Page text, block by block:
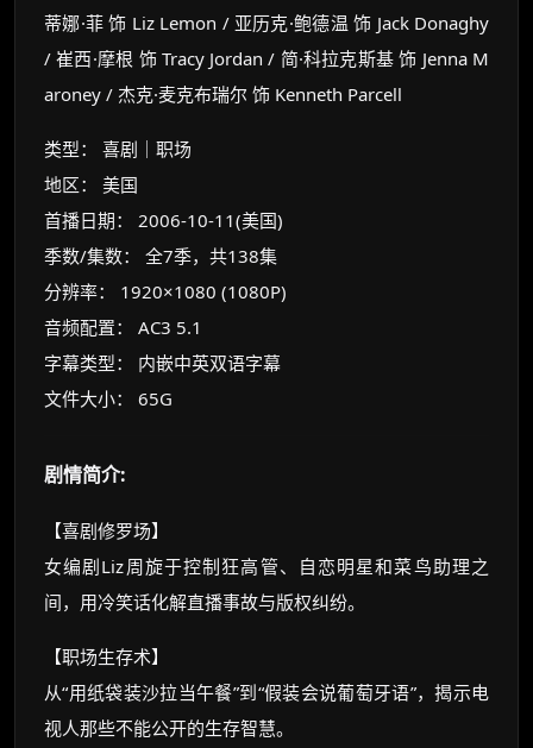
蒂娜·菲 饰 Liz Lemon / 亚历克·鲍德温 饰 Jack Donaghy
/ 崔西·摩根 饰 Tracy Jordan / 简·科拉克斯基 饰 Jenna M
aroney / 杰克·麦克布瑞尔 饰 Kenneth Parcell
类型： 喜剧｜职场
地区： 美国
首播日期： 2006-10-11(美国)
季数/集数： 全7季，共138集
分辨率： 1920×1080 (1080P)
音频配置： AC3 5.1
字幕类型： 内嵌中英双语字幕
文件大小： 65G
剧情简介:
【喜剧修罗场】
女编剧Liz周旋于控制狂高管、自恋明星和菜鸟助理之
间，用冷笑话化解直播事故与版权纠纷。
【职场生存术】
从“用纸袋装沙拉当午餐”到“假装会说葡萄牙语”，揭示电
视人那些不能公开的生存智慧。
🧧 福利领取站 ×
你需要的各种会员，都可低价购买！
如夸克12个月送14天 最低75元！
还有支付宝现金红包、外卖红包、
优惠券、活动红包，每日可领。